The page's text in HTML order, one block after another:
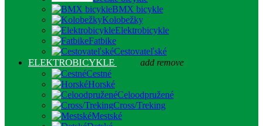
BMX bicykle
Kolobežky
Elektrobicykle
Fatbike
Cestovateľské
ELEKTROBICYKLE add remove
Cestné
Horské
Celoodpružené
Cross/Treking
Mestské